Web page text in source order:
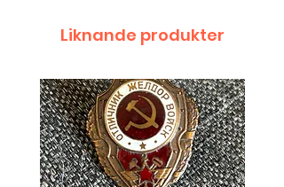
Liknande produkter